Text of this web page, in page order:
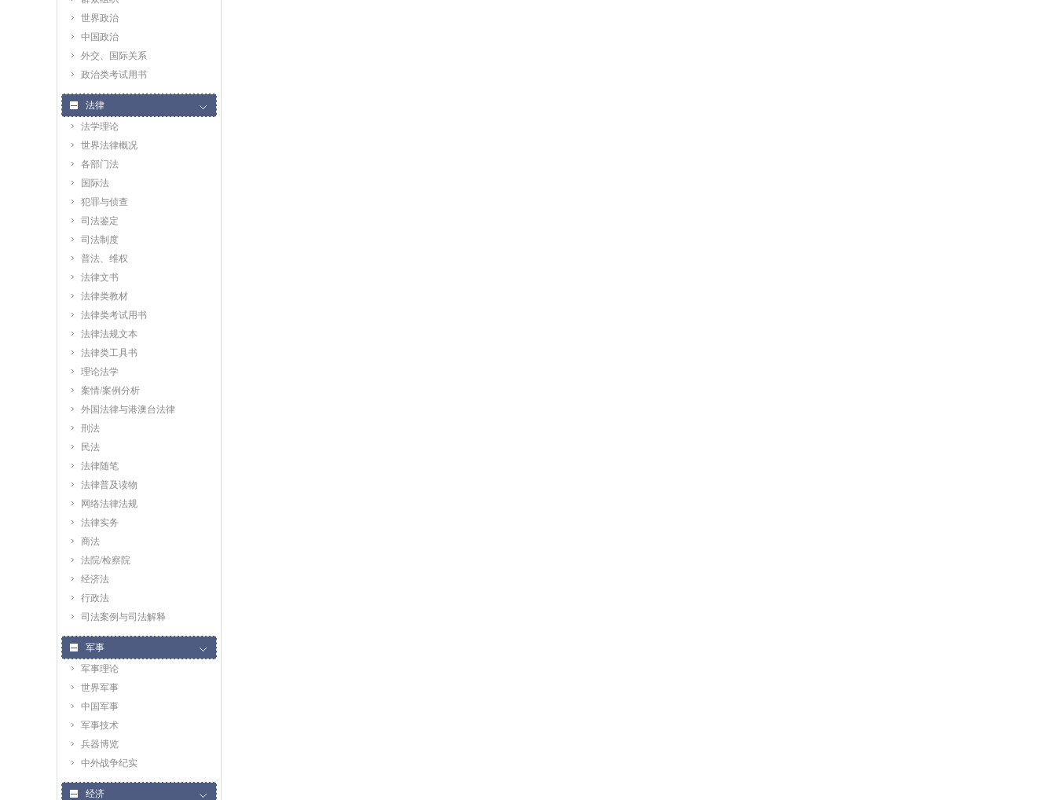
世界政治
中国政治
外交、国际关系
政治类考试用书
法律
法学理论
世界法律概况
各部门法
国际法
犯罪与侦查
司法鉴定
司法制度
普法、维权
法律文书
法律类教材
法律类考试用书
法律法规文本
法律类工具书
理论法学
案情/案例分析
外国法律与港澳台法律
刑法
民法
法律随笔
法律普及读物
网络法律法规
法律实务
商法
法院/检察院
经济法
行政法
司法案例与司法解释
军事
军事理论
世界军事
中国军事
军事技术
兵器博览
中外战争纪实
经济